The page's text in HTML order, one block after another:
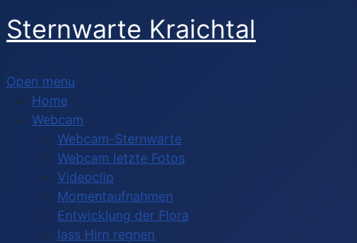
Sternwarte Kraichtal
Open menu
Home
Webcam
Webcam-Sternwarte
Webcam letzte Fotos
Videoclip
Momentaufnahmen
Entwicklung der Flora
lass Hirn regnen